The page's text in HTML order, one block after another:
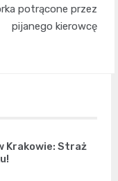
potrącone przez
pijanego kierowcę
Krakowie: Straż